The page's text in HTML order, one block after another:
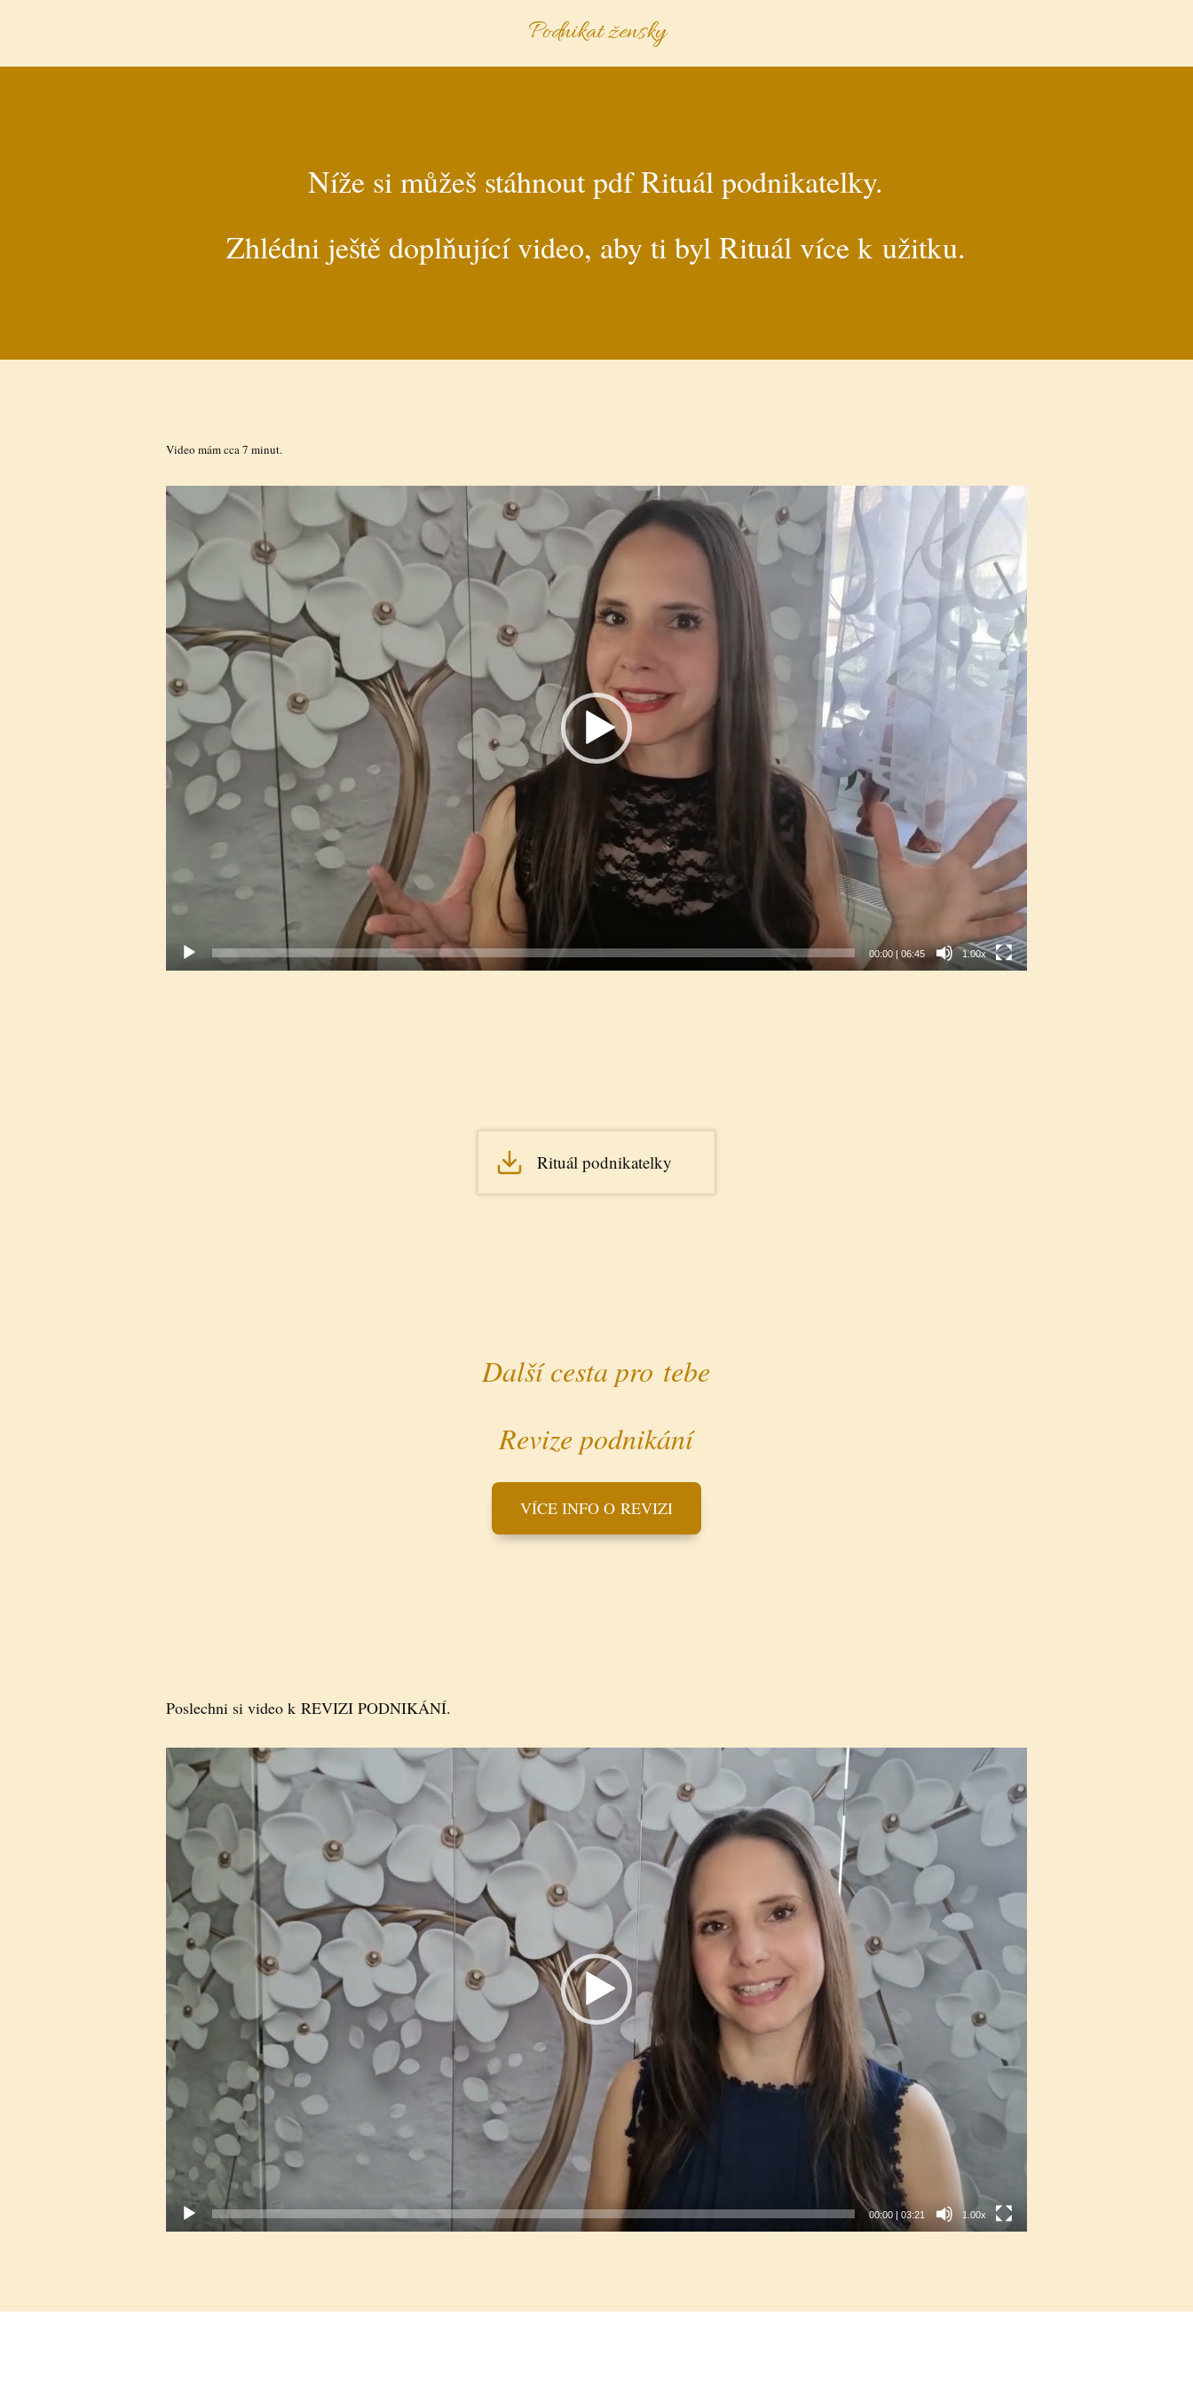
Podnikat žensky
Níže si můžeš stáhnout pdf Rituál podnikatelky.
Zhlédni ještě doplňující video, aby ti byl Rituál více k užitku.
Video mám cca 7 minut.
Video
přehrávač
00:00 | 06:45 1.00x
Rituál podnikatelky
Další cesta pro tebe
Revize podnikání
VÍCE INFO O REVIZI
Poslechni si video k REVIZI PODNIKÁNÍ.
Video
přehrávač
00:00 | 03:21 1.00x